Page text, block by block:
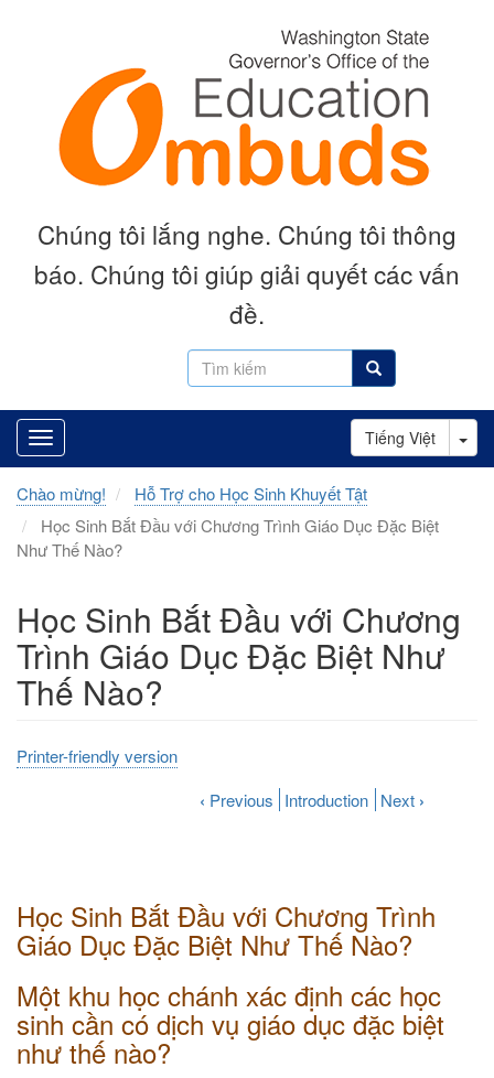
Tìm
kiếm
Tìm kiếm
Chúng tôi lắng nghe. Chúng tôi thông
báo. Chúng tôi giúp giải quyết các vấn
đề.
Tiếng Việt
Chào mừng!
Hỗ Trợ cho Học Sinh Khuyết Tật
Học Sinh Bắt Đầu với Chương Trình Giáo Dục Đặc Biệt
Như Thế Nào?
Học Sinh Bắt Đầu với Chương
Trình Giáo Dục Đặc Biệt Như
Thế Nào?
Học Sinh Bắt Đầu với Chương Trình
Giáo Dục Đặc Biệt Như Thế Nào?
Một khu học chánh xác định các học
sinh cần có dịch vụ giáo dục đặc biệt
như thế nào?
Printer-friendly version
‹ Previous Introduction Next ›